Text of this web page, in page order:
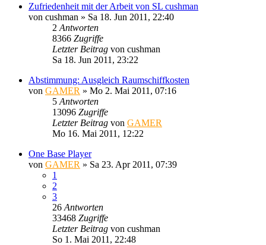
Zufriedenheit mit der Arbeit von SL cushman
von cushman » Sa 18. Jun 2011, 22:40
2 Antworten
8366 Zugriffe
Letzter Beitrag von cushman
Sa 18. Jun 2011, 23:22
Abstimmung: Ausgleich Raumschiffkosten
von GAMER » Mo 2. Mai 2011, 07:16
5 Antworten
13096 Zugriffe
Letzter Beitrag von GAMER
Mo 16. Mai 2011, 12:22
One Base Player
von GAMER » Sa 23. Apr 2011, 07:39
1
2
3
26 Antworten
33468 Zugriffe
Letzter Beitrag von cushman
So 1. Mai 2011, 22:48